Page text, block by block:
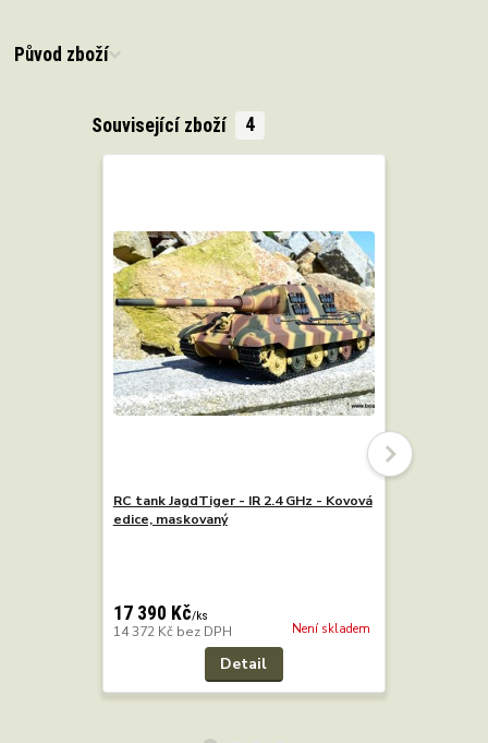
Původ zboží
Související zboží 4
RC tank JagdTiger - IR 2.4 GHz - Kovová
edice, maskovaný
17 390 Kč/ks
14 372 Kč bez DPH Není skladem
Detail